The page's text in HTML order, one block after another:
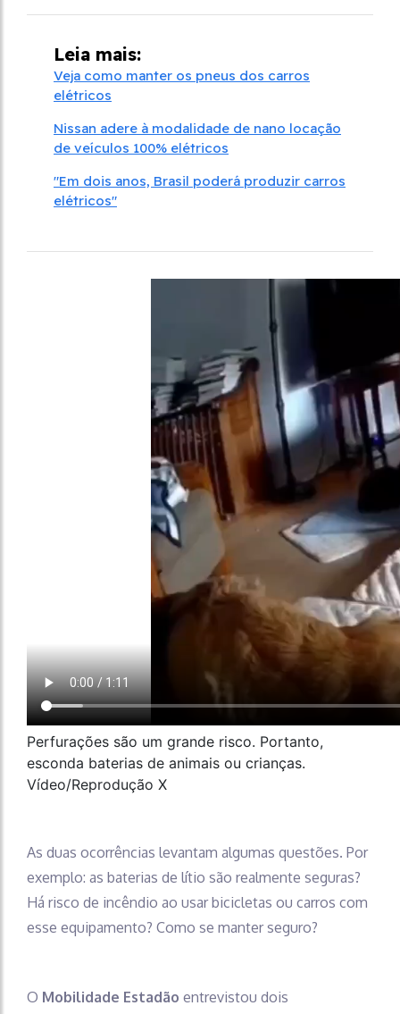
Leia mais:
Veja como manter os pneus dos carros
elétricos
Nissan adere à modalidade de nano locação
de veículos 100% elétricos
"Em dois anos, Brasil poderá produzir carros
elétricos"
Perfurações são um grande risco. Portanto,
esconda baterias de animais ou crianças.
Vídeo/Reprodução X
As duas ocorrências levantam algumas questões. Por
exemplo: as baterias de lítio são realmente seguras?
Há risco de incêndio ao usar bicicletas ou carros com
esse equipamento? Como se manter seguro?
O Mobilidade Estadão entrevistou dois